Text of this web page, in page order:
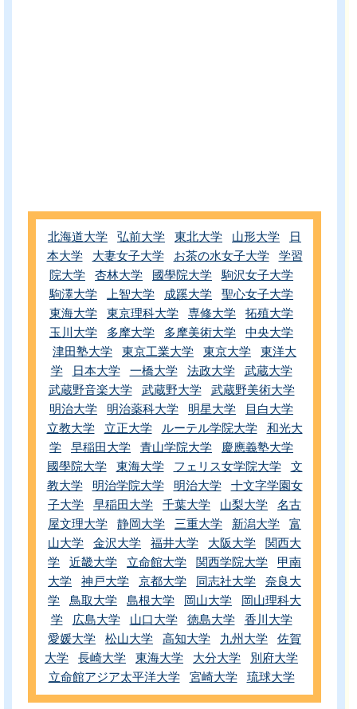
北海道大学 弘前大学 東北大学 山形大学
日
本大学
大妻女子大学 お茶の水女子大学
学習
院大学
杏林大学 國學院大学
駒沢女子大学
駒澤大学
上智大学 成蹊大学
聖心女子大学
東海大学
東京理科大学 専修大学
拓殖大学
玉川大学
多摩大学 多摩美術大学
中央大学
津田塾大学
東京工業大学 東京大学
東洋大
学
日本大学 一橋大学 法政大学
武蔵大学
武蔵野音楽大学
武蔵野大学
武蔵野美術大学
明治大学
明治薬科大学 明星大学
目白大学
立教大学
立正大学 ルーテル学院大学
和光大
学
早稲田大学 青山学院大学
慶應義塾大学
國學院大学
東海大学 フェリス女学院大学
文
教大学
明治学院大学 明治大学
十文字学園女
子大学
早稲田大学 千葉大学 山梨大学
名古
屋文理大学
静岡大学 三重大学 新潟大学
富
山大学
金沢大学 福井大学 大阪大学
関西大
学
近畿大学 立命館大学 関西学院大学
甲南
大学
神戸大学 京都大学 同志社大学
奈良大
学
鳥取大学 島根大学 岡山大学
岡山理科大
学
広島大学 山口大学 徳島大学
香川大学
愛媛大学
松山大学 高知大学 九州大学
佐賀
大学
長崎大学 東海大学 大分大学
別府大学
立命館アジア太平洋大学
宮崎大学 琉球大学